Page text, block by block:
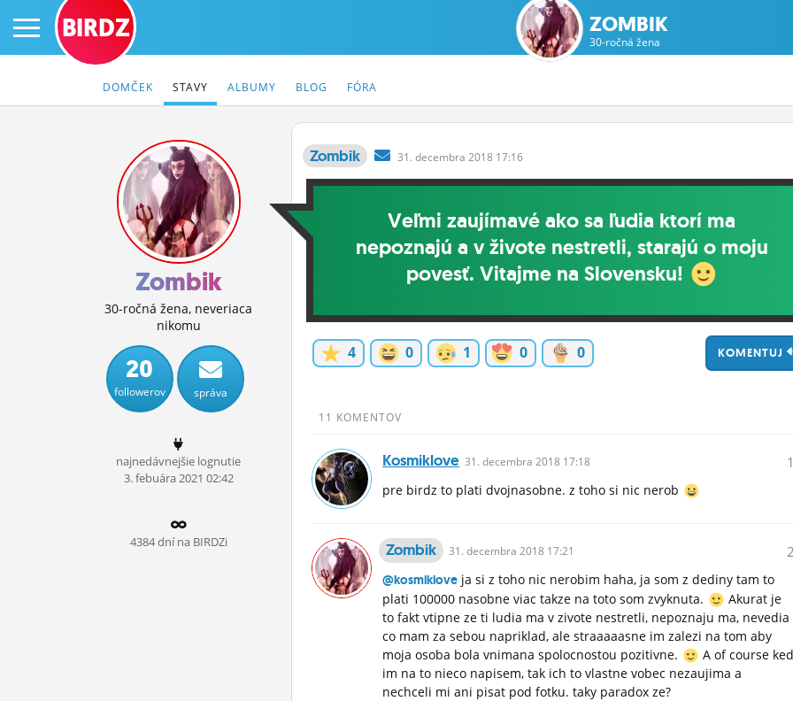
PRIHLÁS SA
ČINŽIAK
FÓRUM
STATUSY
BLOGY
OBRÁZKY
ĽUDIA
MÔJ PROFIL
NASTAVENIA
BIRDZ ZOMBIK
30-ročná žena
DOMČEK STAVY ALBUMY BLOG FÓRA
Zombik
30-ročná žena, neveriaca
nikomu
20
followerov správa
najnedávnejšie lognutie
3.febuára2021 02:42
4384 dní na BIRDZi
Zombik 31.decembra 2018 17:16
Veľmi zaujímavé ako sa ľudia ktorí ma
nepoznajú a v živote nestretli, starajú o moju
povesť. Vitajme na Slovensku!
4 0 1 0 0 KOMENTUJ
11 KOMENTOV
Kosmiklove 31.decembra 2018 17:18
pre birdz to plati dvojnasobne. z toho si nic nerob
Zombik 31.decembra 2018 17:21
@kosmiklove ja si z toho nic nerobim haha, ja som z dediny tam to
plati 100000 nasobne viac takze na toto som zvyknuta.
Akurat je
to fakt vtipne ze ti ludia ma v zivote nestretli, nepoznaju ma, nevedia
co mam za sebou napriklad, ale straaaaasne im zalezi na tom aby
moja osoba bola vnimana spolocnostou pozitivne.
A of course ked
im na to nieco napisem, tak ich to vlastne vobec nezaujima a
nechceli mi ani pisat pod fotku. taky paradox ze?